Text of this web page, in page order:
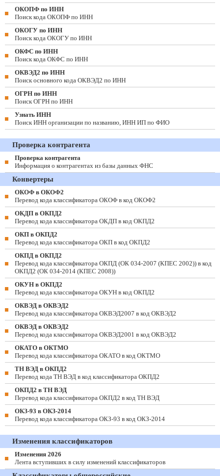
ОКОПФ по ИНН
Поиск кода ОКОПФ по ИНН
ОКОГУ по ИНН
Поиск кода ОКОГУ по ИНН
ОКФС по ИНН
Поиск кода ОКФС по ИНН
ОКВЭД2 по ИНН
Поиск основного кода ОКВЭД2 по ИНН
ОГРН по ИНН
Поиск ОГРН по ИНН
Узнать ИНН
Поиск ИНН организации по названию, ИНН ИП по ФИО
Проверка контрагента
Проверка контрагента
Информация о контрагентах из базы данных ФНС
Конвертеры
ОКОФ в ОКОФ2
Перевод кода классификатора ОКОФ в код ОКОФ2
ОКДП в ОКПД2
Перевод кода классификатора ОКДП в код ОКПД2
ОКП в ОКПД2
Перевод кода классификатора ОКП в код ОКПД2
ОКПД в ОКПД2
Перевод кода классификатора ОКПД (ОК 034-2007 (КПЕС 2002)) в код
ОКПД2 (ОК 034-2014 (КПЕС 2008))
ОКУН в ОКПД2
Перевод кода классификатора ОКУН в код ОКПД2
ОКВЭД в ОКВЭД2
Перевод кода классификатора ОКВЭД2007 в код ОКВЭД2
ОКВЭД в ОКВЭД2
Перевод кода классификатора ОКВЭД2001 в код ОКВЭД2
ОКАТО в ОКТМО
Перевод кода классификатора ОКАТО в код ОКТМО
ТН ВЭД в ОКПД2
Перевод кода ТН ВЭД в код классификатора ОКПД2
ОКПД2 в ТН ВЭД
Перевод кода классификатора ОКПД2 в код ТН ВЭД
ОКЗ-93 в ОКЗ-2014
Перевод кода классификатора ОКЗ-93 в код ОКЗ-2014
Изменения классификаторов
Изменения 2026
Лента вступивших в силу изменений классификаторов